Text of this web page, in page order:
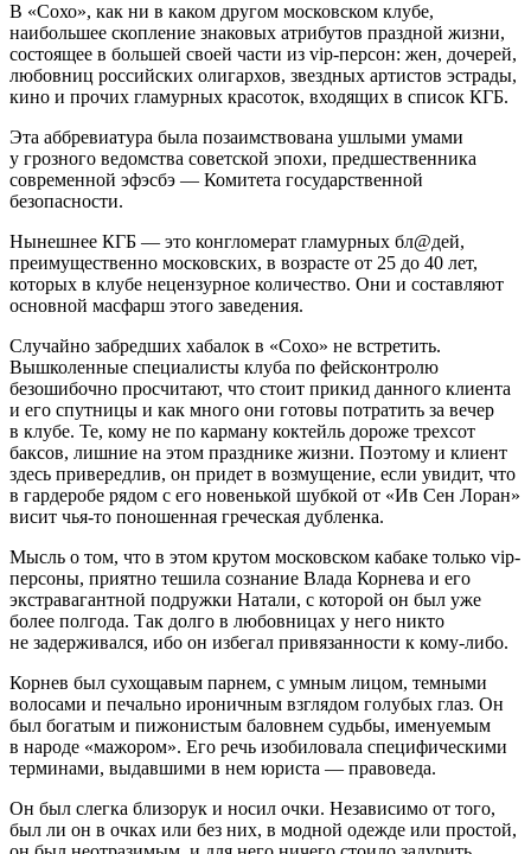
В «Сохо», как ни в каком другом московском клубе,
наибольшее скопление знаковых атрибутов праздной жизни,
состоящее в большей своей части из vip-персон: жен, дочерей,
любовниц российских олигархов, звездных артистов эстрады,
кино и прочих гламурных красоток, входящих в список КГБ.
Эта аббревиатура была позаимствована ушлыми умами
у грозного ведомства советской эпохи, предшественника
современной эфэсбэ — Комитета государственной
безопасности.
Нынешнее КГБ — это конгломерат гламурных бл@дей,
преимущественно московских, в возрасте от 25 до 40 лет,
которых в клубе нецензурное количество. Они и составляют
основной масфарш этого заведения.
Случайно забредших хабалок в «Сохо» не встретить.
Вышколенные специалисты клуба по фейсконтролю
безошибочно просчитают, что стоит прикид данного клиента
и его спутницы и как много они готовы потратить за вечер
в клубе. Те, кому не по карману коктейль дороже трехсот
баксов, лишние на этом празднике жизни. Поэтому и клиент
здесь привередлив, он придет в возмущение, если увидит, что
в гардеробе рядом с его новенькой шубкой от «Ив Сен Лоран»
висит чья-то поношенная греческая дубленка.
Мысль о том, что в этом крутом московском кабаке только vip-
персоны, приятно тешила сознание Влада Корнева и его
экстравагантной подружки Натали, с которой он был уже
более полгода. Так долго в любовницах у него никто
не задерживался, ибо он избегал привязанности к кому-либо.
Корнев был сухощавым парнем, с умным лицом, темными
волосами и печально ироничным взглядом голубых глаз. Он
был богатым и пижонистым баловнем судьбы, именуемым
в народе «мажором». Его речь изобиловала специфическими
терминами, выдавшими в нем юриста — правоведа.
Он был слегка близорук и носил очки. Независимо от того,
был ли он в очках или без них, в модной одежде или простой,